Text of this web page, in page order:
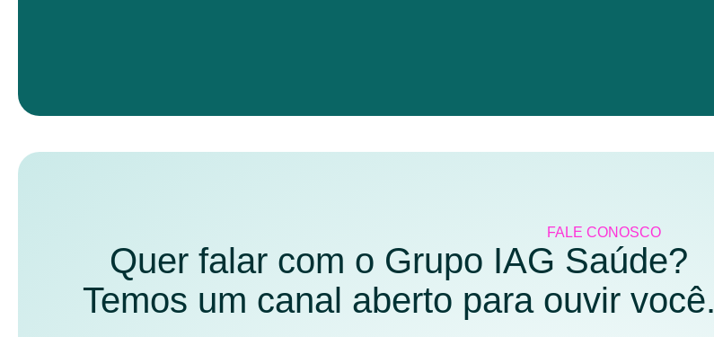
FALE CONOSCO
Quer falar com o Grupo IAG Saúde?
Temos um canal aberto para ouvir você.